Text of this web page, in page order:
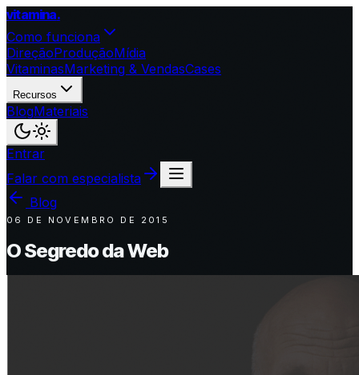
vitamina.
Como funciona
DireçãoProduçãoMídia
VitaminasMarketing & VendasCases
Recursos
BlogMateriais
Entrar
Falar com especialista
Blog
06 DE NOVEMBRO DE 2015
O Segredo da Web